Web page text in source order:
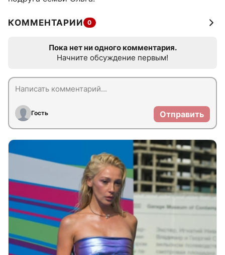
КОММЕНТАРИИ 0
Пока нет ни одного комментария.
Начните обсуждение первым!
Гость Отправить